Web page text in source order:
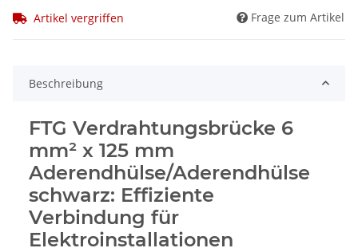
Artikel vergriffen Frage zum Artikel
Beschreibung
FTG Verdrahtungsbrücke 6
mm² x 125 mm
Aderendhülse/Aderendhülse
schwarz: Effiziente
Verbindung für
Elektroinstallationen